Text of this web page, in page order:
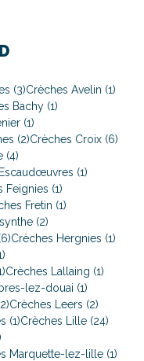
(3)Crèches Avelin (1)
Bachy (1)
(1)
(2)Crèches Croix (6)
(4)
(1)
Feignies (1)
Fretin (1)
(2)
Crèches Hergnies (1)
Crèches Lallaing (1)
lez-douai (1)
Crèches Leers (2)
(1)Crèches Lille (24)
Marquette-lez-lille (1)